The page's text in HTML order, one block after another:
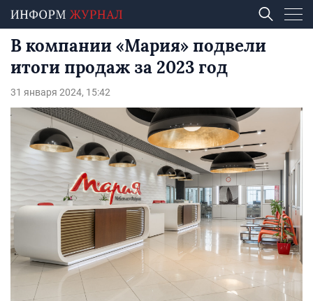
В компании «Мария» подвели
итоги продаж за 2023 год
31 января 2024, 15:42